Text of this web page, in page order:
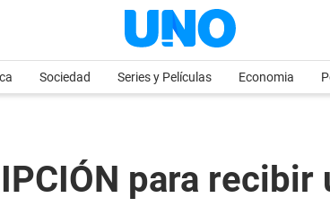
Sociedad Series y Películas Economia
para recibir